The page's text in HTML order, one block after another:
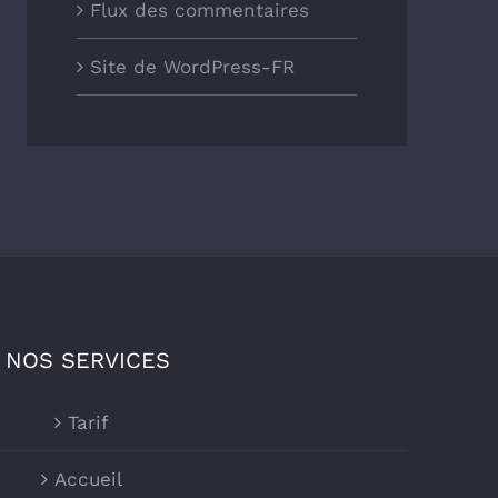
Flux des commentaires
Site de WordPress-FR
NOS SERVICES
Tarif
Accueil